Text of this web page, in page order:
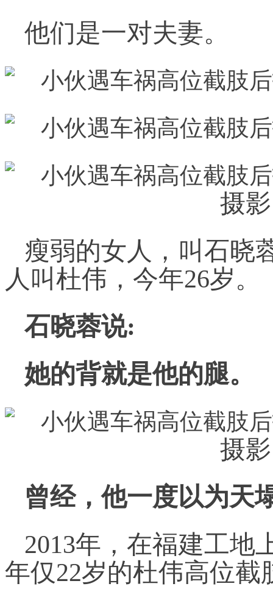
他们是一对夫妻。
摄
瘦弱的女人，叫石晓
人叫杜伟，今年26岁。
石晓蓉说:
她的背就是他的腿。
摄
曾经，他一度以为天
2013年，在福建工地
年仅22岁的杜伟高位截